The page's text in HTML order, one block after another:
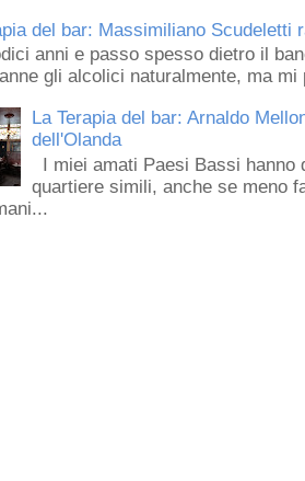
del bar: Massimiliano
anni e passo spesso dietro il
gli alcolici naturalmente, ma mi
La Terapia del bar: Arnaldo
dell'Olanda
I miei amati Paesi Bassi
quartiere simili, anche se meno